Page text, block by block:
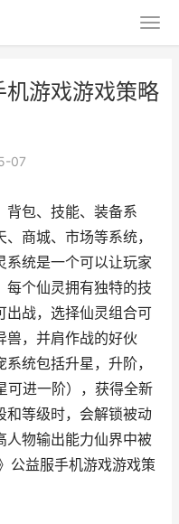
机游戏游戏策略
07
背包、技能、装备系
商城、市场等系统，
系统是一个可以让玩家
每个仙灵拥有独特的技
出战，选择仙灵组合可
兽，并肩作战的好伙
统包括升星，升阶，
可进一阶），获得全新
和等级时，会解锁被动
人物输出能力仙界中被
公益服手机游戏游戏策